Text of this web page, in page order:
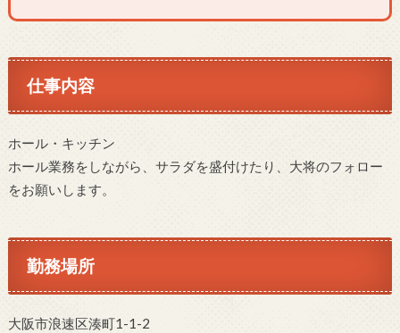
仕事内容
ホール・キッチン
ホール業務をしながら、サラダを盛付けたり、大将のフォロー
をお願いします。
勤務場所
大阪市浪速区湊町1-1-2